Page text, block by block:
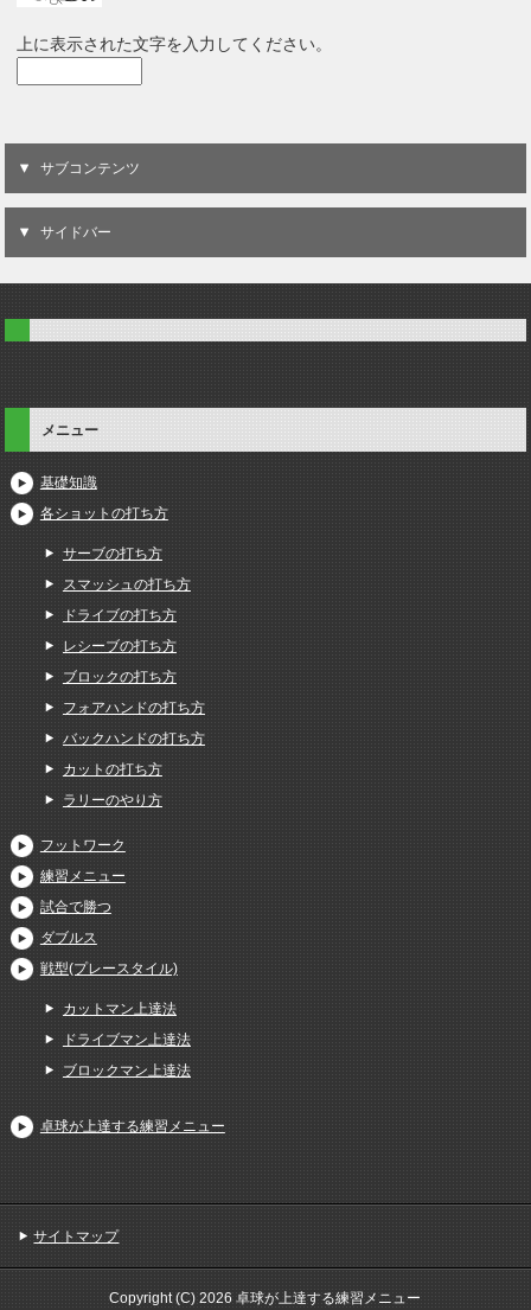
上に表示された文字を入力してください。
サブコンテンツ
サイドバー
メニュー
基礎知識
各ショットの打ち方
サーブの打ち方
スマッシュの打ち方
ドライブの打ち方
レシーブの打ち方
ブロックの打ち方
フォアハンドの打ち方
バックハンドの打ち方
カットの打ち方
ラリーのやり方
フットワーク
練習メニュー
試合で勝つ
ダブルス
戦型(プレースタイル)
カットマン上達法
ドライブマン上達法
ブロックマン上達法
卓球が上達する練習メニュー
サイトマップ
Copyright (C) 2026 卓球が上達する練習メニュー